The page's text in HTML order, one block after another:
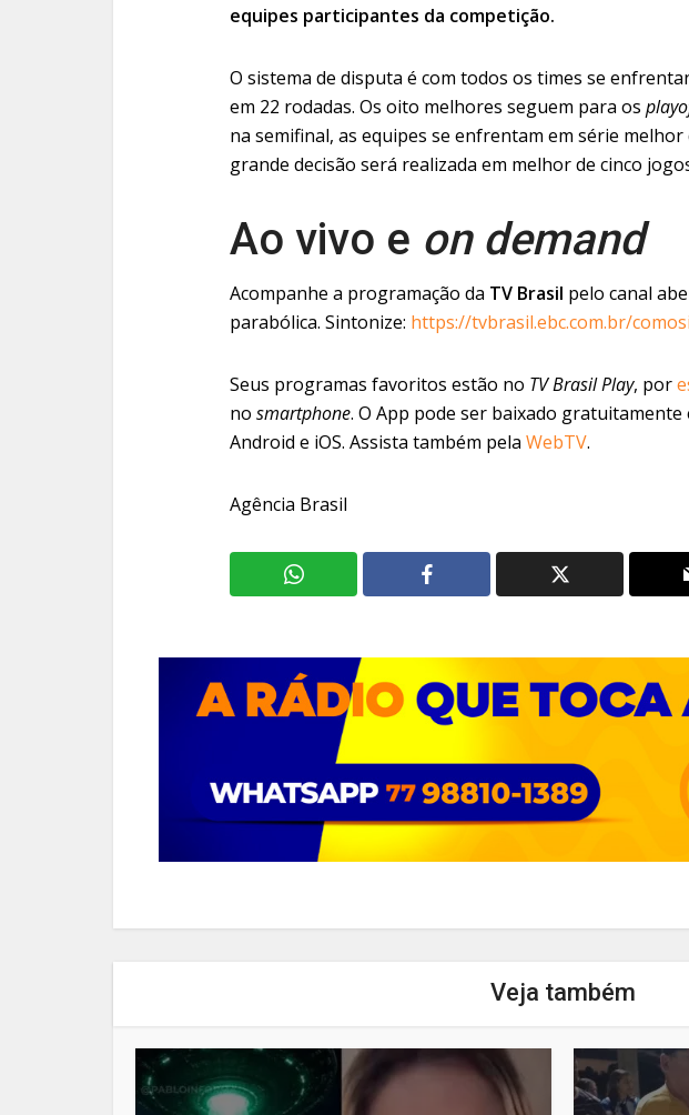
equipes participantes da competição.
O sistema de disputa é com todos os times se
em 22 rodadas. Os oito melhores seguem para os
na semifinal, as equipes se enfrentam em série melhor
grande decisão será realizada em melhor de cinco
Ao vivo e on demand
Acompanhe a programação da TV Brasil pelo canal
parabólica. Sintonize: https://tvbrasil.ebc.com.br/
Seus programas favoritos estão no TV Brasil Play, por
no smartphone. O App pode ser baixado
Android e iOS. Assista também pela WebTV.
Agência Brasil
Veja também